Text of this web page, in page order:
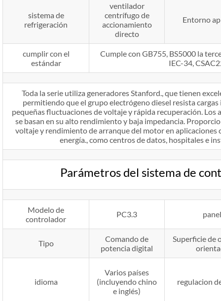
sistema de
refrigeración
ventilador
centrífugo de
accionamiento
directo
Entorno
cumplir con el
estándar
Cumple con GB755, BS5000 la
IEC-34,
Toda la serie utiliza generadores Stanford., que tienen
permitiendo que el grupo electrógeno diesel resista
pequeñas fluctuaciones de voltaje y rápida recuperación.
se basan en su alto rendimiento y baja impedancia.
voltaje y rendimiento de arranque del motor en
energía., como centros de datos, hospitales e
Parámetros del sistema de
Modelo de
controlador
PC3.3 panel
Tipo
Comando de
potencia digital
Superficie de
idioma
Varios países
(incluyendo chino
e inglés)
regulacion